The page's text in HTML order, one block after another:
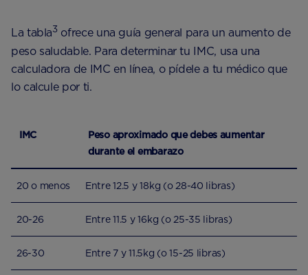
La tabla3 ofrece una guía general para un aumento de
peso saludable. Para determinar tu IMC, usa una
calculadora de IMC en línea, o pídele a tu médico que
lo calcule por ti.
IMC
Peso aproximado que debes aumentar
durante el embarazo
20 o menos Entre 12.5 y 18kg (o 28-40 libras)
20-26 Entre 11.5 y 16kg (o 25-35 libras)
26-30 Entre 7 y 11.5kg (o 15-25 libras)